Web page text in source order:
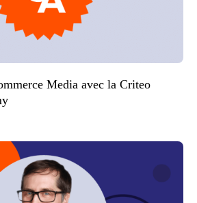
Media avec la Criteo